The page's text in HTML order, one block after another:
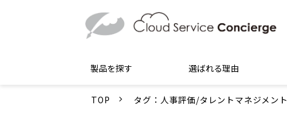
製品を探す 選ばれる理由
TOP タグ：人事評価/タレントマネジメント